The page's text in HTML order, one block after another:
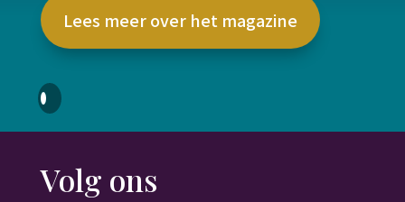
Lees meer over het magazine
Volg ons